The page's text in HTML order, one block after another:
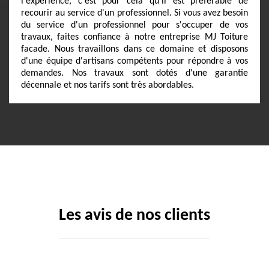
recourir au service d'un professionnel. Si vous avez besoin
du service d'un professionnel pour s'occuper de vos
travaux, faites confiance à notre entreprise MJ Toiture
facade. Nous travaillons dans ce domaine et disposons
d'une équipe d'artisans compétents pour répondre à vos
demandes. Nos travaux sont dotés d'une garantie
décennale et nos tarifs sont très abordables.
Les avis de nos clients